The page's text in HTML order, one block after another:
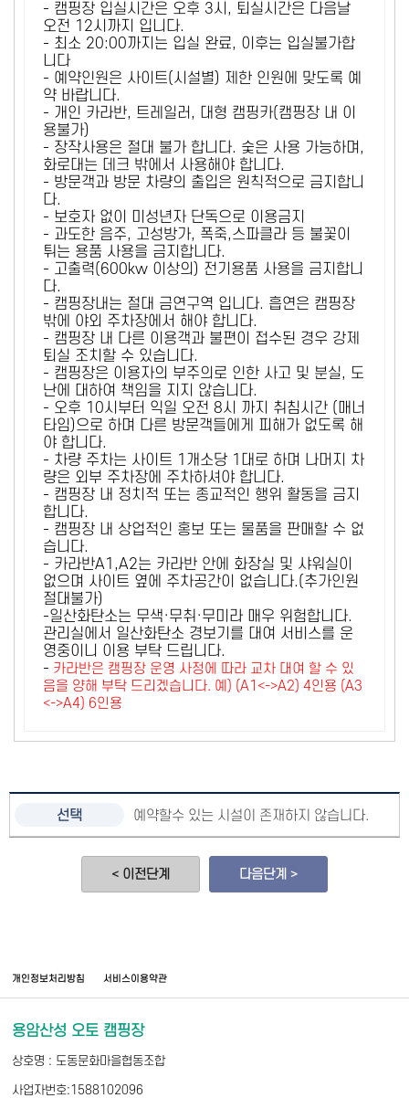
- 캠핑장 입실시간은 오후 3시, 퇴실시간은 다음날
오전 12시까지 입니다.
- 최소 20:00까지는 입실 완료, 이후는 입실불가합
니다
- 예약인원은 사이트(시설별) 제한 인원에 맞도록 예
약 바랍니다.
- 개인 카라반, 트레일러, 대형 캠핑카(캠핑장 내 이
용불가)
- 장작사용은 절대 불가 합니다. 숯은 사용 가능하며,
화로대는 데크 밖에서 사용해야 합니다.
- 방문객과 방문 차량의 출입은 원칙적으로 금지합니
다.
- 보호자 없이 미성년자 단독으로 이용금지
- 과도한 음주, 고성방가, 폭죽,스파클라 등 불꽃이
튀는 용품 사용을 금지합니다.
- 고출력(600kw 이상의) 전기용품 사용을 금지합니
다.
- 캠핑장내는 절대 금연구역 입니다. 흡연은 캠핑장
밖에 야외 주차장에서 해야 합니다.
- 캠핑장 내 다른 이용객과 불편이 접수된 경우 강제
퇴실 조치할 수 있습니다.
- 캠핑장은 이용자의 부주의로 인한 사고 및 분실, 도
난에 대하여 책임을 지지 않습니다.
- 오후 10시부터 익일 오전 8시 까지 취침시간 (매너
타임)으로 하며 다른 방문객들에게 피해가 없도록 해
야 합니다.
- 차량 주차는 사이트 1개소당 1대로 하며 나머지 차
량은 외부 주차장에 주차하셔야 합니다.
- 캠핑장 내 정치적 또는 종교적인 행위 활동을 금지
합니다.
- 캠핑장 내 상업적인 홍보 또는 물품을 판매할 수 없
습니다.
- 카라반A1,A2는 카라반 안에 화장실 및 샤워실이
없으며 사이트 옆에 주차공간이 없습니다.(추가인원
절대불가)
-일산화탄소는 무색·무취·무미라 매우 위험합니다.
관리실에서 일산화탄소 경보기를 대여 서비스를 운
영중이니 이용 부탁 드립니다.
- 카라반은 캠핑장 운영 사정에 따라 교차 대여 할 수 있
음을 양해 부탁 드리겠습니다. 예) (A1<->A2) 4인용 (A3
<->A4) 6인용
예약할수 있는 시설이 존재하지 않습니다.
< 이전단계 다음단계 >
개인정보처리방침 서비스이용약관
용암산성 오토 캠핑장
상호명 : 도동문화마을협동조합
사업자번호:1588102096